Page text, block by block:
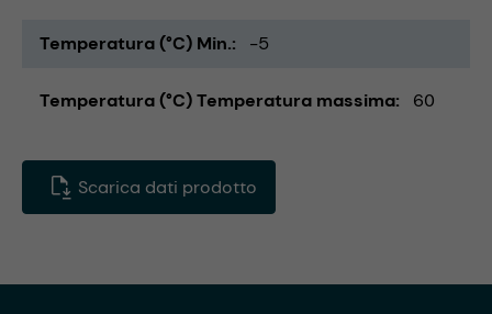
Temperatura (°C) Min. -5
Temperatura (°C) Temperatura massima 60
Scarica dati prodotto